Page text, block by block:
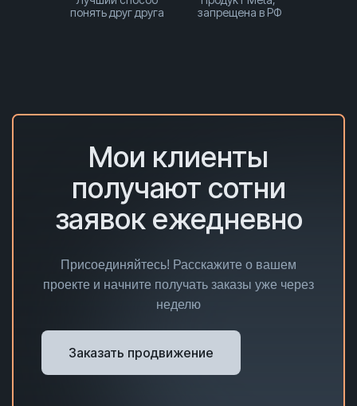
понять друг друга
запрещена в РФ
Мои клиенты
получают сотни
заявок ежедневно
Присоединяйтесь! Расскажите о вашем
проекте и начните получать заказы уже через
неделю
Заказать продвижение